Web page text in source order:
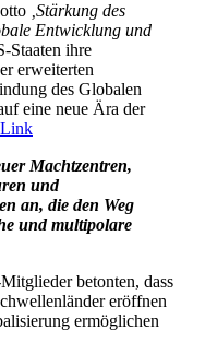
‚Stärkung des
Entwicklung und
Staaten ihre
erweiterten
des Globalen
eine neue Ära der
Link
Machtzentren,
und
an, die den Weg
und multipolare
betonten, dass
eröffnen
ermöglichen